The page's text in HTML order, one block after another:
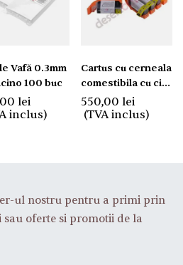
Vafă 0.3mm
100 buc
lei
inclus)
Cartus cu cerneala
comestibila cu cip
PGI580, CLI581
550,00lei
(TVA inclus)
ul nostru pentru a primi prin
oferte si promotii de la